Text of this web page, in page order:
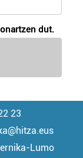
dut.
23
Lumo